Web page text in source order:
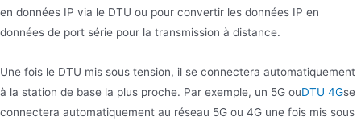
en données IP via le DTU ou pour convertir les données IP en
données de port série pour la transmission à distance.
Une fois le DTU mis sous tension, il se connectera automatiquement
à la station de base la plus proche. Par exemple, un 5G ouDTU 4Gse
connectera automatiquement au réseau 5G ou 4G une fois mis sous